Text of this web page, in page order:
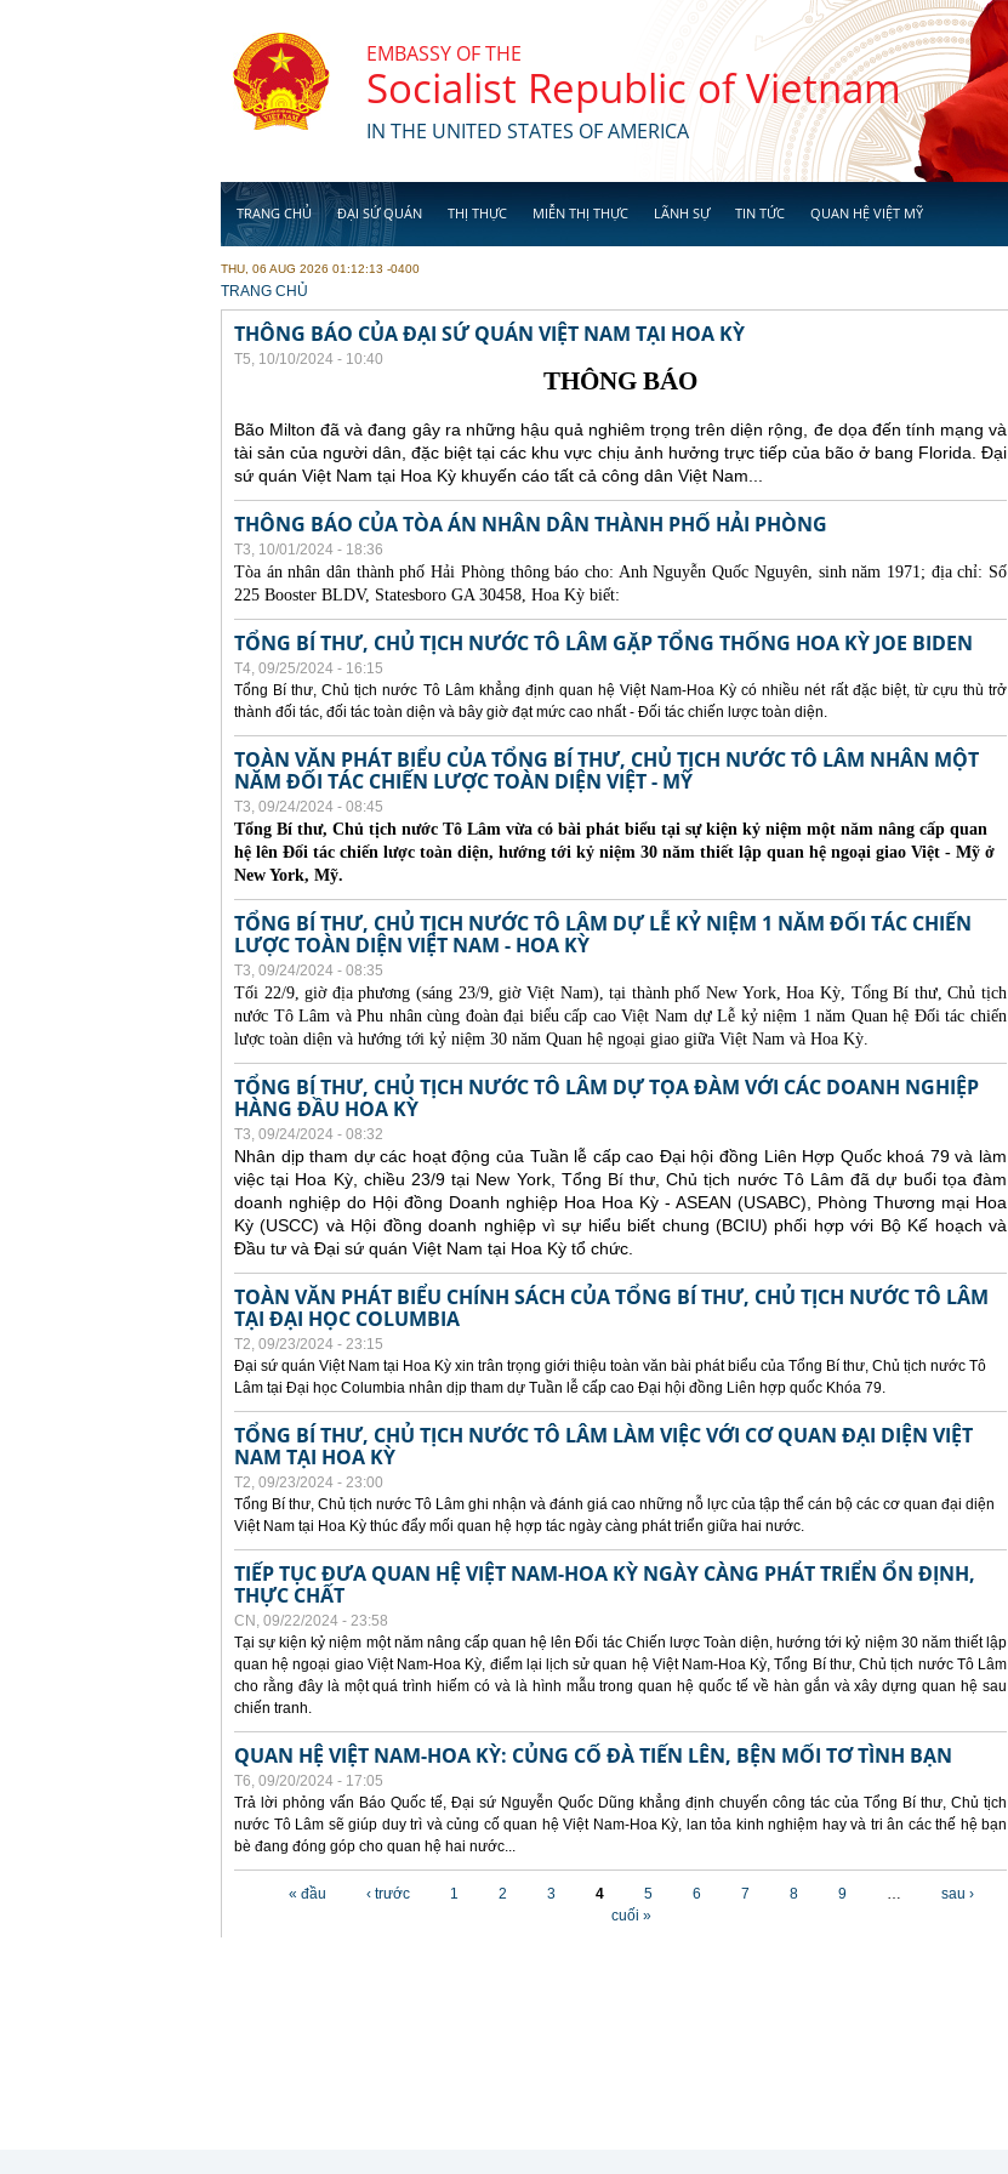
EMBASSY OF THE
Socialist Republic of Vietnam
IN THE UNITED STATES OF AMERICA
TRANG CHỦ ĐẠI SỨ QUÁN THỊ THỰC MIỄN THỊ THỰC LÃNH SỰ TIN TỨC QUAN HỆ VIỆT MỸ
THU, 06 AUG 2026 01:12:13 -0400
YOU ARE HERE
TRANG CHỦ
THÔNG BÁO CỦA ĐẠI SỨ QUÁN VIỆT NAM TẠI HOA KỲ
T5, 10/10/2024 - 10:40
THÔNG BÁO
Bão Milton đã và đang gây ra những hậu quả nghiêm trọng trên diện rộng, đe dọa đến tính mạng và
tài sản của người dân, đặc biệt tại các khu vực chịu ảnh hưởng trực tiếp của bão ở bang Florida. Đại
sứ quán Việt Nam tại Hoa Kỳ khuyến cáo tất cả công dân Việt Nam...
THÔNG BÁO CỦA TÒA ÁN NHÂN DÂN THÀNH PHỐ HẢI PHÒNG
T3, 10/01/2024 - 18:36
Tòa án nhân dân thành phố Hải Phòng thông báo cho: Anh Nguyễn Quốc Nguyên, sinh năm 1971; địa chỉ: Số
225 Booster BLDV, Statesboro GA 30458, Hoa Kỳ biết:
TỔNG BÍ THƯ, CHỦ TỊCH NƯỚC TÔ LÂM GẶP TỔNG THỐNG HOA KỲ JOE BIDEN
T4, 09/25/2024 - 16:15
Tổng Bí thư, Chủ tịch nước Tô Lâm khẳng định quan hệ Việt Nam-Hoa Kỳ có nhiều nét rất đặc biệt, từ cựu thù trở
thành đối tác, đối tác toàn diện và bây giờ đạt mức cao nhất - Đối tác chiến lược toàn diện.
TOÀN VĂN PHÁT BIỂU CỦA TỔNG BÍ THƯ, CHỦ TỊCH NƯỚC TÔ LÂM NHÂN MỘT
NĂM ĐỐI TÁC CHIẾN LƯỢC TOÀN DIỆN VIỆT - MỸ
T3, 09/24/2024 - 08:45
Tổng Bí thư, Chủ tịch nước Tô Lâm vừa có bài phát biểu tại sự kiện kỷ niệm một năm nâng cấp quan
hệ lên Đối tác chiến lược toàn diện, hướng tới kỷ niệm 30 năm thiết lập quan hệ ngoại giao Việt - Mỹ ở
New York, Mỹ.
TỔNG BÍ THƯ, CHỦ TỊCH NƯỚC TÔ LÂM DỰ LỄ KỶ NIỆM 1 NĂM ĐỐI TÁC CHIẾN
LƯỢC TOÀN DIỆN VIỆT NAM - HOA KỲ
T3, 09/24/2024 - 08:35
Tối 22/9, giờ địa phương (sáng 23/9, giờ Việt Nam), tại thành phố New York, Hoa Kỳ, Tổng Bí thư, Chủ tịch
nước Tô Lâm và Phu nhân cùng đoàn đại biểu cấp cao Việt Nam dự Lễ kỷ niệm 1 năm Quan hệ Đối tác chiến
lược toàn diện và hướng tới kỷ niệm 30 năm Quan hệ ngoại giao giữa Việt Nam và Hoa Kỳ.
TỔNG BÍ THƯ, CHỦ TỊCH NƯỚC TÔ LÂM DỰ TỌA ĐÀM VỚI CÁC DOANH NGHIỆP
HÀNG ĐẦU HOA KỲ
T3, 09/24/2024 - 08:32
Nhân dịp tham dự các hoạt động của Tuần lễ cấp cao Đại hội đồng Liên Hợp Quốc khoá 79 và làm
việc tại Hoa Kỳ, chiều 23/9 tại New York, Tổng Bí thư, Chủ tịch nước Tô Lâm đã dự buổi tọa đàm
doanh nghiệp do Hội đồng Doanh nghiệp Hoa Hoa Kỳ - ASEAN (USABC), Phòng Thương mại Hoa
Kỳ (USCC) và Hội đồng doanh nghiệp vì sự hiểu biết chung (BCIU) phối hợp với Bộ Kế hoạch và
Đầu tư và Đại sứ quán Việt Nam tại Hoa Kỳ tổ chức.
TOÀN VĂN PHÁT BIỂU CHÍNH SÁCH CỦA TỔNG BÍ THƯ, CHỦ TỊCH NƯỚC TÔ LÂM
TẠI ĐẠI HỌC COLUMBIA
T2, 09/23/2024 - 23:15
Đại sứ quán Việt Nam tại Hoa Kỳ xin trân trọng giới thiệu toàn văn bài phát biểu của Tổng Bí thư, Chủ tịch nước Tô
Lâm tại Đại học Columbia nhân dịp tham dự Tuần lễ cấp cao Đại hội đồng Liên hợp quốc Khóa 79.
TỔNG BÍ THƯ, CHỦ TỊCH NƯỚC TÔ LÂM LÀM VIỆC VỚI CƠ QUAN ĐẠI DIỆN VIỆT
NAM TẠI HOA KỲ
T2, 09/23/2024 - 23:00
Tổng Bí thư, Chủ tịch nước Tô Lâm ghi nhận và đánh giá cao những nỗ lực của tập thể cán bộ các cơ quan đại diện
Việt Nam tại Hoa Kỳ thúc đẩy mối quan hệ hợp tác ngày càng phát triển giữa hai nước.
TIẾP TỤC ĐƯA QUAN HỆ VIỆT NAM-HOA KỲ NGÀY CÀNG PHÁT TRIỂN ỔN ĐỊNH,
THỰC CHẤT
CN, 09/22/2024 - 23:58
Tại sự kiện kỷ niệm một năm nâng cấp quan hệ lên Đối tác Chiến lược Toàn diện, hướng tới kỷ niệm 30 năm thiết lập
quan hệ ngoại giao Việt Nam-Hoa Kỳ, điểm lại lịch sử quan hệ Việt Nam-Hoa Kỳ, Tổng Bí thư, Chủ tịch nước Tô Lâm
cho rằng đây là một quá trình hiếm có và là hình mẫu trong quan hệ quốc tế về hàn gắn và xây dựng quan hệ sau
chiến tranh.
QUAN HỆ VIỆT NAM-HOA KỲ: CỦNG CỐ ĐÀ TIẾN LÊN, BỆN MỐI TƠ TÌNH BẠN
T6, 09/20/2024 - 17:05
Trả lời phỏng vấn Báo Quốc tế, Đại sứ Nguyễn Quốc Dũng khẳng định chuyến công tác của Tổng Bí thư, Chủ tịch
nước Tô Lâm sẽ giúp duy trì và củng cố quan hệ Việt Nam-Hoa Kỳ, lan tỏa kinh nghiệm hay và tri ân các thế hệ bạn
bè đang đóng góp cho quan hệ hai nước...
« đầu ‹ trước 1 2 3 4 5 6 7 8 9 …
sau ›
cuối »